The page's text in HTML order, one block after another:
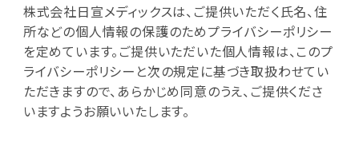
株式会社日宣メディックスは、ご提供いただく氏名、住
所などの個人情報の保護のためプライバシーポリシー
を定めています。ご提供いただいた個人情報は、このプ
ライバシーポリシーと次の規定に基づき取扱わせてい
ただきますので、あらかじめ同意のうえ、ご提供くださ
いますようお願いいたします。